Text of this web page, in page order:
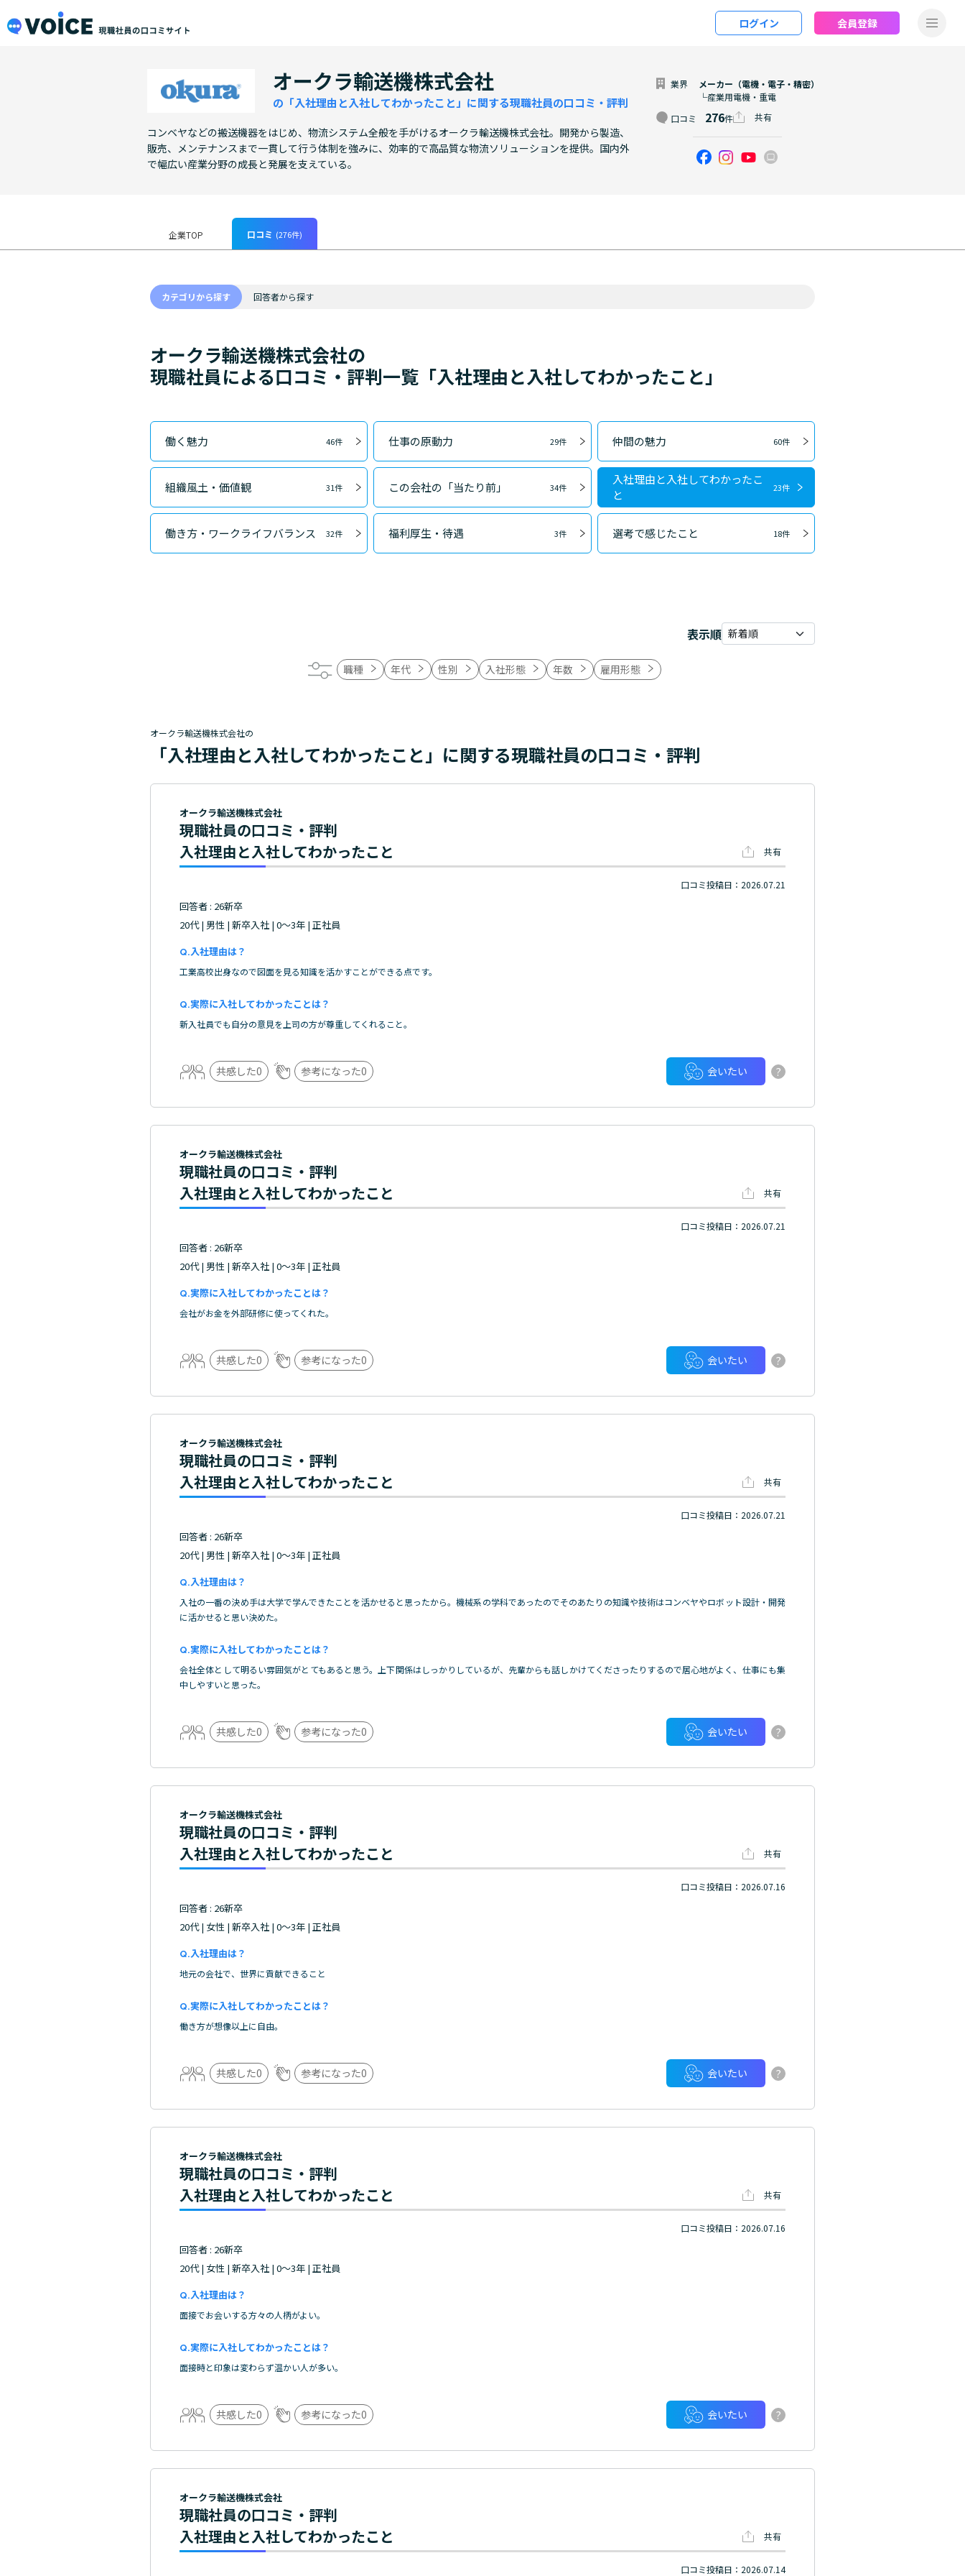
メインコンテンツにスキップ
ログイン 会員登録
オークラ輸送機株式会社
の「入社理由と入社してわかったこと」に関する現職社員の口コミ・評判
コンベヤなどの搬送機器をはじめ、物流システム全般を手がけるオークラ輸送機株式会社。開発から製造、
販売、メンテナンスまで一貫して行う体制を強みに、効率的で高品質な物流ソリューションを提供。国内外
で幅広い産業分野の成長と発展を支えている。
業界
メーカー（電機・電子・精密）
└産業用電機・重電
口コミ 276件 共有
企業TOP 口コミ (276件)
カテゴリから探す 回答者から探す
オークラ輸送機株式会社の
現職社員による口コミ・評判一覧「入社理由と入社してわかったこと」
働く魅力 46件 仕事の原動力 29件 仲間の魅力 60件
組織風土・価値観 31件 この会社の「当たり前」 34件
入社理由と入社してわかったこ
と
23件
働き方・ワークライフバランス 32件 福利厚生・待遇 3件 選考で感じたこと 18件
表示順
職種 年代 性別 入社形態 年数 雇用形態
オークラ輸送機株式会社の
「入社理由と入社してわかったこと」に関する現職社員の口コミ・評判
オークラ輸送機株式会社
現職社員の口コミ・評判
入社理由と入社してわかったこと
共有
口コミ投稿日：2026.07.21
回答者 : 26新卒
20代 | 男性 | 新卒入社 | 0～3年 | 正社員
入社理由は？
工業高校出身なので図面を見る知識を活かすことができる点です。
実際に入社してわかったことは？
新入社員でも自分の意見を上司の方が尊重してくれること。
共感した0 参考になった0 会いたい ?
オークラ輸送機株式会社
現職社員の口コミ・評判
入社理由と入社してわかったこと
共有
口コミ投稿日：2026.07.21
回答者 : 26新卒
20代 | 男性 | 新卒入社 | 0～3年 | 正社員
実際に入社してわかったことは？
会社がお金を外部研修に使ってくれた。
共感した0 参考になった0 会いたい ?
オークラ輸送機株式会社
現職社員の口コミ・評判
入社理由と入社してわかったこと
共有
口コミ投稿日：2026.07.21
回答者 : 26新卒
20代 | 男性 | 新卒入社 | 0～3年 | 正社員
入社理由は？
入社の一番の決め手は大学で学んできたことを活かせると思ったから。機械系の学科であったのでそのあたりの知識や技術はコンベヤやロボット設計・開発
に活かせると思い決めた。
実際に入社してわかったことは？
会社全体として明るい雰囲気がとてもあると思う。上下関係はしっかりしているが、先輩からも話しかけてくださったりするので居心地がよく、仕事にも集
中しやすいと思った。
共感した0 参考になった0 会いたい ?
オークラ輸送機株式会社
現職社員の口コミ・評判
入社理由と入社してわかったこと
共有
口コミ投稿日：2026.07.16
回答者 : 26新卒
20代 | 女性 | 新卒入社 | 0～3年 | 正社員
入社理由は？
地元の会社で、世界に貢献できること
実際に入社してわかったことは？
働き方が想像以上に自由。
共感した0 参考になった0 会いたい ?
オークラ輸送機株式会社
現職社員の口コミ・評判
入社理由と入社してわかったこと
共有
口コミ投稿日：2026.07.16
回答者 : 26新卒
20代 | 女性 | 新卒入社 | 0～3年 | 正社員
入社理由は？
面接でお会いする方々の人柄がよい。
実際に入社してわかったことは？
面接時と印象は変わらず温かい人が多い。
共感した0 参考になった0 会いたい ?
オークラ輸送機株式会社
現職社員の口コミ・評判
入社理由と入社してわかったこと
共有
口コミ投稿日：2026.07.14